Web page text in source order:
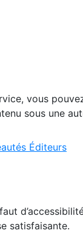
vous
sous une
Éditeurs
satisfaisante.